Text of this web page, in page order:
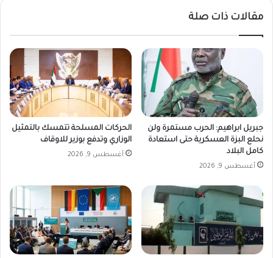
مقالات ذات صلة
جبريل ابراهيم: الحرب مستمرة ولن
نحلع البزة العسكرية حتى استعادة
كامل البلاد
أغسطس 9, 2026
الحركات المسلحة تتمسك بالتمثيل
الوزاري وتدفع بوزير للاوقاف
أغسطس 9, 2026